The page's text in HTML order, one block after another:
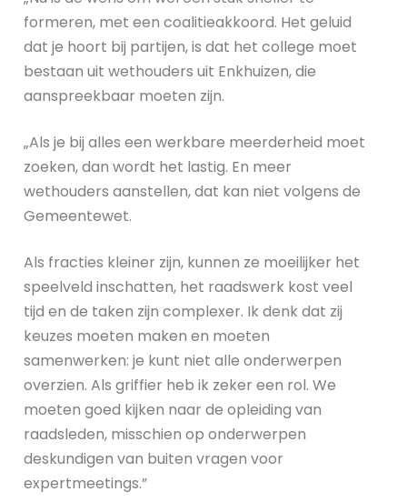
formeren, met een coalitieakkoord. Het geluid
dat je hoort bij partijen, is dat het college moet
bestaan uit wethouders uit Enkhuizen, die
aanspreekbaar moeten zijn.
„Als je bij alles een werkbare meerderheid moet
zoeken, dan wordt het lastig. En meer
wethouders aanstellen, dat kan niet volgens de
Gemeentewet.
Als fracties kleiner zijn, kunnen ze moeilijker het
speelveld inschatten, het raadswerk kost veel
tijd en de taken zijn complexer. Ik denk dat zij
keuzes moeten maken en moeten
samenwerken: je kunt niet alle onderwerpen
overzien. Als griffier heb ik zeker een rol. We
moeten goed kijken naar de opleiding van
raadsleden, misschien op onderwerpen
deskundigen van buiten vragen voor
expertmeetings.”